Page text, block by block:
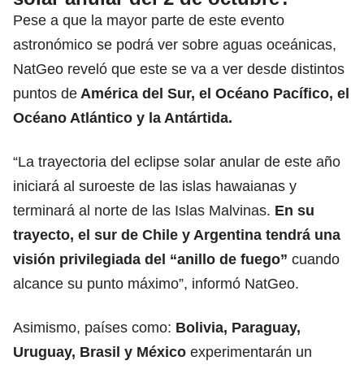
Pese a que la mayor parte de este evento
astronómico se podrá ver sobre aguas oceánicas,
NatGeo reveló que este se va a ver desde distintos
puntos de América del Sur, el Océano Pacífico, el
Océano Atlántico y la Antártida.
“La trayectoria del eclipse solar anular de este año
iniciará al suroeste de las islas hawaianas y
terminará al norte de las Islas Malvinas. En su
trayecto, el sur de Chile y Argentina tendrá una
visión privilegiada del “anillo de fuego” cuando
alcance su punto máximo”, informó NatGeo.
Asimismo, países como: Bolivia, Paraguay,
Uruguay, Brasil y México experimentarán un